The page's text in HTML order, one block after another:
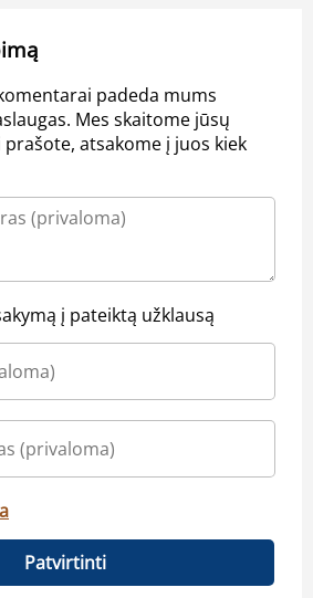
padeda mums
Mes skaitome jūsų
atsakome į juos kiek
į pateiktą užklausą
Patvirtinti